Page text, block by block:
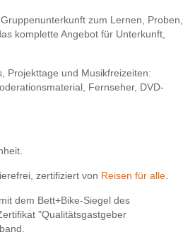
zum Lernen, Proben,
komplette Angebot für Unterkunft,
Projekttage und Musikfreizeiten:
Fernseher, DVD-
zertifiziert von Reisen für alle
dem Bett+Bike-Siegel des
"Qualitätsgastgeber